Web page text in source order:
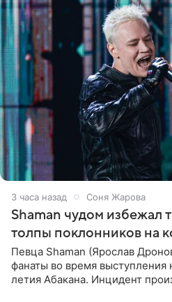
3 часа назад Соня Жарова
Shaman чудом избежал
толпы поклонников на
Певца Shaman (Ярослав
фанаты во время выступления
летия Абакана. Инцидент